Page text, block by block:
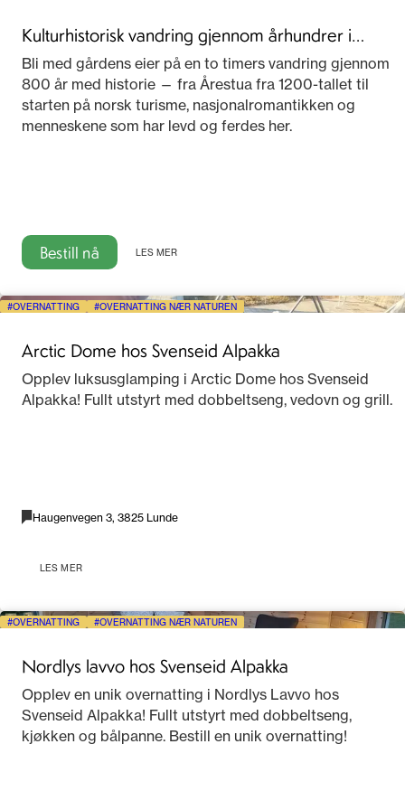
Kulturhistorisk vandring gjennom århundrer i
Telemark
Bli med gårdens eier på en to timers vandring gjennom
800 år med historie — fra Årestua fra 1200-tallet til
starten på norsk turisme, nasjonalromantikken og
menneskene som har levd og ferdes her.
Bestill nå LES MER
OVERNATTING OVERNATTING NÆR NATUREN
Arctic Dome hos Svenseid Alpakka
Opplev luksusglamping i Arctic Dome hos Svenseid
Alpakka! Fullt utstyrt med dobbeltseng, vedovn og grill.
Haugenvegen 3, 3825 Lunde
LES MER
OVERNATTING OVERNATTING NÆR NATUREN
Nordlys lavvo hos Svenseid Alpakka
Opplev en unik overnatting i Nordlys Lavvo hos
Svenseid Alpakka! Fullt utstyrt med dobbeltseng,
kjøkken og bålpanne. Bestill en unik overnatting!